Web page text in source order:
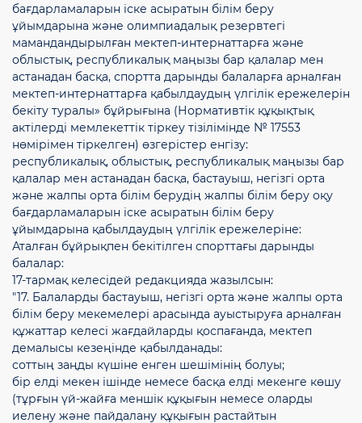
бағдарламаларын іске асыратын білім беру
ұйымдарына және олимпиадалық резервтегі
мамандандырылған мектеп-интернаттарға және
облыстық, республикалық маңызы бар қалалар мен
астанадан басқа, спортта дарынды балаларға арналған
мектеп-интернаттарға қабылдаудың үлгілік ережелерін
бекіту туралы» бұйрығына (Нормативтік құқықтық
актілерді мемлекеттік тіркеу тізілімінде № 17553
нөмірімен тіркелген) өзгерістер енгізу:
республикалық, облыстық, республикалық маңызы бар
қалалар мен астанадан басқа, бастауыш, негізгі орта
және жалпы орта білім берудің жалпы білім беру оқу
бағдарламаларын іске асыратын білім беру
ұйымдарына қабылдаудың үлгілік ережелеріне:
Аталған бұйрықпен бекітілген спорттағы дарынды
балалар:
17-тармақ келесідей редакцияда жазылсын:
"17. Балаларды бастауыш, негізгі орта және жалпы орта
білім беру мекемелері арасында ауыстыруға арналған
құжаттар келесі жағдайларды қоспағанда, мектеп
демалысы кезеңінде қабылданады:
соттың заңды күшіне енген шешімінің болуы;
бір елді мекен ішінде немесе басқа елді мекенге көшу
(тұрғын үй-жайға меншік құқығын немесе оларды
иелену және пайдалану құқығын растайтын